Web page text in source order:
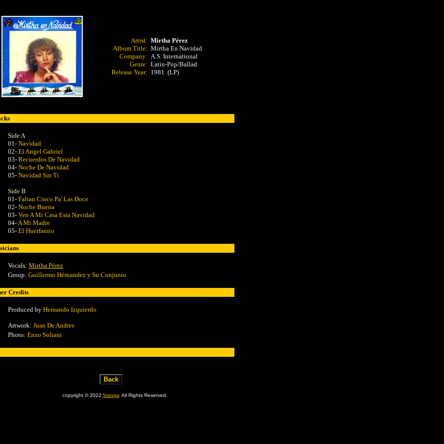
Artist:
Album Title:
Company:
Genre:
Release Year:
Mirtha Pérez
Mirtha En Navidad
A.S. International
Latin-Pop/Ballad
1981 (LP)
Side A
01- Navidad
02- El Angel Gabriel
03- Recuerdos De Navidad
04- Noche De Navidad
05- Navidad Sin Ti
Side B
01- Faltan Cinco Pa' Las Doce
02- Noche Buena
03- Ven A Mi Casa Esta Navidad
04-A Mi Madre
05- El Huerfanito
Vocals: Mirtha Pérez
Group: Guillermo Hérnandez y Su Conjunto
Credits
Produced by Hernando Izquierdo
Artwork: Juan De Andres
Photo: Enzo Soliani
copyright © 2022 Sincopa. All Rights Reserved.